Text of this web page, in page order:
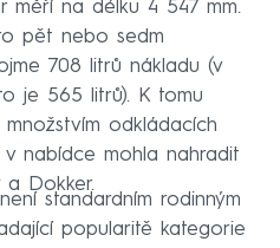
měří na délku 4 547 mm.
pět nebo sedm
708 litrů nákladu (v
je 565 litrů). K tomu
odkládacích
nabídce mohla nahradit
a Dokker.
standardním rodinným
popularitě kategorie